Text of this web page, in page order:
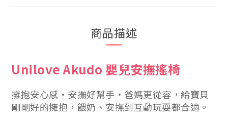
商品描述
Unilove Akudo 嬰兒安撫搖椅
擁抱安心感・安撫好幫手・爸媽更從容， 給寶貝
剛剛好的擁抱，餵奶、安撫到互動玩耍都合適。